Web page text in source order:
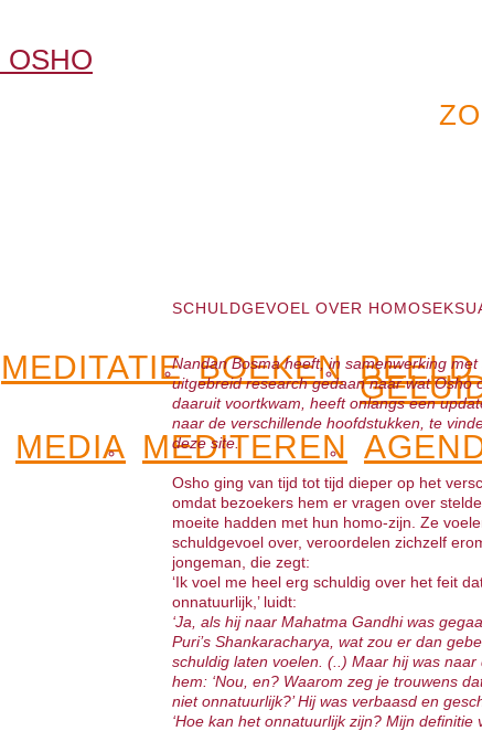
MEDITATIE BOEKEN BEELD
MEDIA MEDITEREN
SCHULDGEVOEL OVER
Nandan Bosma heeft, in samenwerking
uitgebreid research gedaan naar wat Osho
daaruit voortkwam, heeft onlangs een
naar de verschillende hoofdstukken, te
deze site.
Osho ging van tijd tot tijd dieper op het
omdat bezoekers hem er vragen over
moeite hadden met hun homo-zijn. Ze
schuldgevoel over, veroordelen zichzelf
jongeman, die zegt:
‘Ik voel me heel erg schuldig over het feit
onnatuurlijk,’ luidt:
‘Ja, als hij naar Mahatma Gandhi was
Puri’s Shankaracharya, wat zou er dan
schuldig laten voelen. (..) Maar hij was
hem: ‘Nou, en? Waarom zeg je trouwens
niet onnatuurlijk?’ Hij was verbaasd en
‘Hoe kan het onnatuurlijk zijn? Mijn definitie